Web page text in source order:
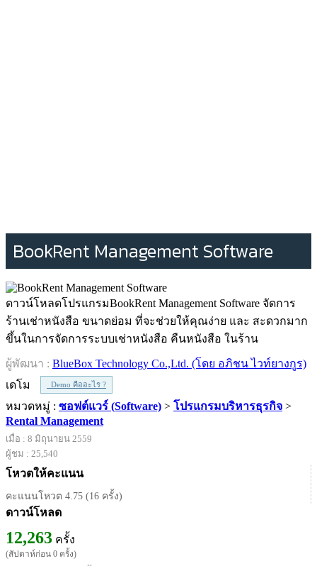
BookRent Management Software
ดาวน์โหลดโปรแกรมBookRent Management Software จัดการ
ร้านเช่าหนังสือ ขนาดย่อม ที่จะช่วยให้คุณง่าย และ สะดวกมาก
ขึ้นในการจัดการระบบเช่าหนังสือ คืนหนังสือ ในร้าน
ผู้พัฒนา : BlueBox Technology Co.,Ltd. (โดย อภิชน ไวท์ยางกูร)
เดโม
Demo คืออะไร ?
หมวดหมู่ : ซอฟต์แวร์ (Software) > โปรแกรมบริหารธุรกิจ >
Rental Management
เมื่อ : 8 มิถุนายน 2559
ผู้ชม : 25,540
โหวตให้คะแนน
คะแนนโหวต 4.75 (16 ครั้ง)
ดาวน์โหลด
12,263 ครั้ง
(สัปดาห์ก่อน 0 ครั้ง)